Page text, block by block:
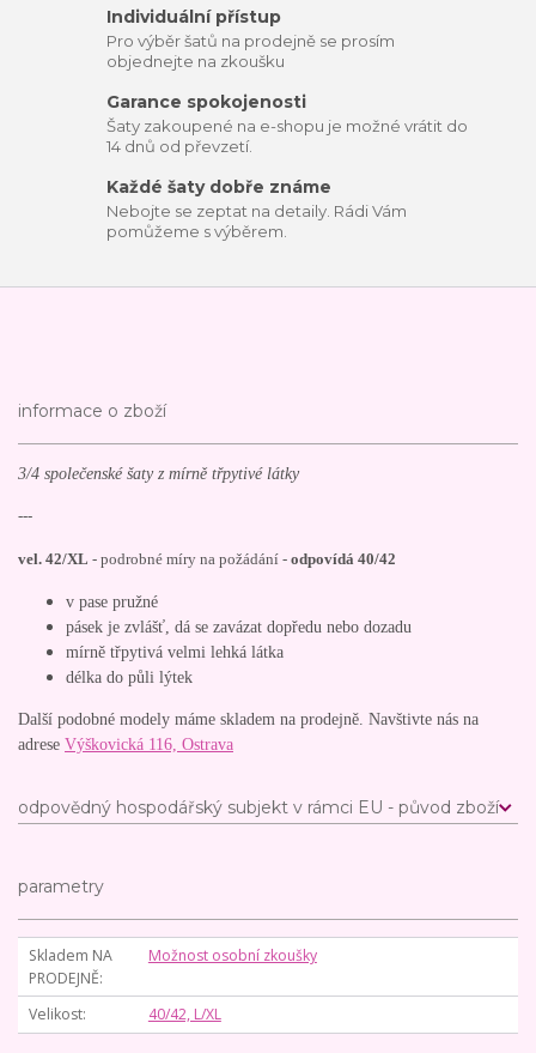
Individuální přístup
Pro výběr šatů na prodejně se prosím
objednejte na zkoušku
Garance spokojenosti
Šaty zakoupené na e-shopu je možné vrátit do
14 dnů od převzetí.
Každé šaty dobře známe
Nebojte se zeptat na detaily. Rádi Vám
pomůžeme s výběrem.
informace o zboží
3/4 společenské šaty z mírně třpytivé látky
---
vel. 42/XL - podrobné míry na požádání - odpovídá 40/42
v pase pružné
pásek je zvlášť, dá se zavázat dopředu nebo dozadu
mírně třpytivá velmi lehká látka
délka do půli lýtek
Další podobné modely máme skladem na prodejně. Navštivte nás na
adrese Výškovická 116, Ostrava
odpovědný hospodářský subjekt v rámci EU - původ zboží
parametry
Skladem NA
PRODEJNĚ
Možnost osobní zkoušky
Velikost 40/42, L/XL